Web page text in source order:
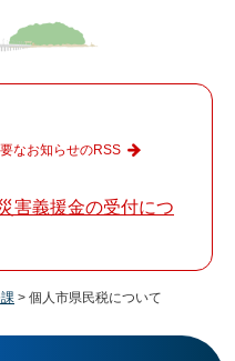
害義援金の受付につ
なお知らせのRSS
> 個人市県民税について